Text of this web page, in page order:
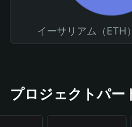
イーサリアム（ETH
プロジェクトパー